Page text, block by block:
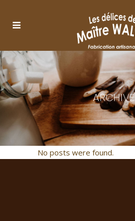
ARCHIVE
No posts were found.